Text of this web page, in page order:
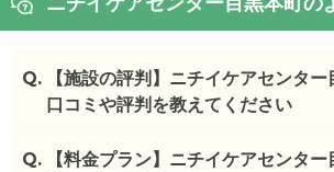
Q.
【施設の評判】ニチイケアセンタ
口コミや評判を教えてください
ニチイケアセンター目黒本町を見学
Q.
【料金プラン】ニチイケアセンタ